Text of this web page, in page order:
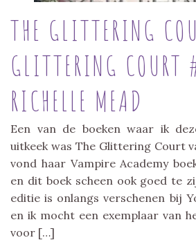
THE GLITTERING
GLITTERING
RICHELLE MEAD
Een van de boeken waar ik
uitkeek was The Glittering Court
vond haar Vampire Academy
en dit boek scheen ook goed te
editie is onlangs verschenen bij
en ik mocht een exemplaar van
voor […]